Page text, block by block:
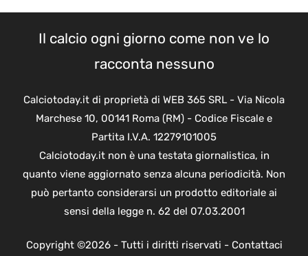
Il calcio ogni giorno come non ve lo
racconta nessuno
Calciotoday.it di proprietà di WEB 365 SRL - Via Nicola
Marchese 10, 00141 Roma (RM) - Codice Fiscale e
Partita I.V.A. 12279101005
Calciotoday.it non è una testata giornalistica, in
quanto viene aggiornato senza alcuna periodicità. Non
può pertanto considerarsi un prodotto editoriale ai
sensi della legge n. 62 del 07.03.2001
Copyright ©2026 - Tutti i diritti riservati - Contattaci